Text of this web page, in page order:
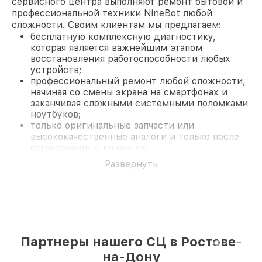
профессиональной техники NineBot любой
сложности. Своим клиентам мы предлагаем:
бесплатную комплексную диагностику,
которая является важнейшим этапом
восстановления работоспособности любых
устройств;
профессиональный ремонт любой сложности,
начиная со смены экрана на смартфонах и
заканчивая сложными системными поломками
ноутбуков;
только оригинальные запчасти или
высококачественные аналоги и только после
согласования с клиентом.
На все работы и замененные комплектующие
предоставляется длительная гарантия. В случае
лучшие специалисты с многолетним опытом и
безупречной репутацией;
Развернуть
Партнеры нашего СЦ в Ростове-
на-Дону